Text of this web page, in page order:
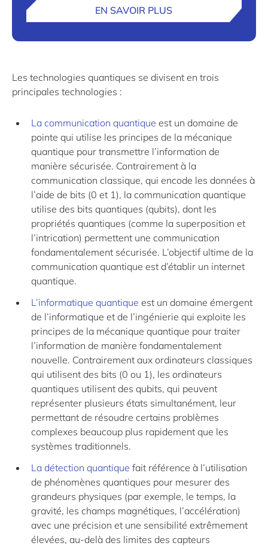
EN SAVOIR PLUS
Les technologies quantiques se divisent en trois
principales technologies :
La communication quantique est un domaine de
pointe qui utilise les principes de la mécanique
quantique pour transmettre l’information de
manière sécurisée. Contrairement à la
communication classique, qui encode les données à
l’aide de bits (0 et 1), la communication quantique
utilise des bits quantiques (qubits), dont les
propriétés quantiques (comme la superposition et
l’intrication) permettent une communication
fondamentalement sécurisée. L’objectif ultime de la
communication quantique est d’établir un internet
quantique.
L’informatique quantique est un domaine émergent
de l’informatique et de l’ingénierie qui exploite les
principes de la mécanique quantique pour traiter
l’information de manière fondamentalement
nouvelle. Contrairement aux ordinateurs classiques
qui utilisent des bits (0 ou 1), les ordinateurs
quantiques utilisent des qubits, qui peuvent
représenter plusieurs états simultanément, leur
permettant de résoudre certains problèmes
complexes beaucoup plus rapidement que les
systèmes traditionnels.
La détection quantique fait référence à l’utilisation
de phénomènes quantiques pour mesurer des
grandeurs physiques (par exemple, le temps, la
gravité, les champs magnétiques, l’accélération)
avec une précision et une sensibilité extrêmement
élevées, au-delà des limites des capteurs